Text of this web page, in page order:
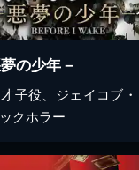
の少年－
才子役、ジェイコブ
クホラー